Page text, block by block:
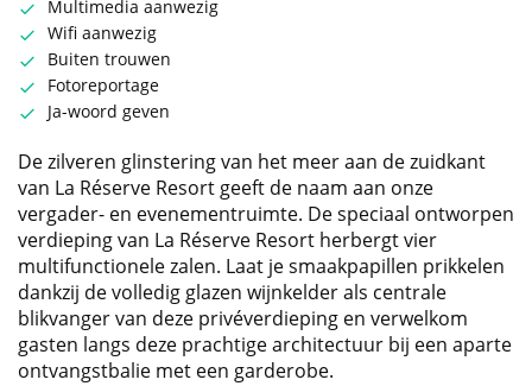
Multimedia aanwezig
Wifi aanwezig
Buiten trouwen
Fotoreportage
Ja-woord geven
De zilveren glinstering van het meer aan de zuidkant
van La Réserve Resort geeft de naam aan onze
vergader- en evenementruimte. De speciaal ontworpen
verdieping van La Réserve Resort herbergt vier
multifunctionele zalen. Laat je smaakpapillen prikkelen
dankzij de volledig glazen wijnkelder als centrale
blikvanger van deze privéverdieping en verwelkom
gasten langs deze prachtige architectuur bij een aparte
ontvangstbalie met een garderobe.